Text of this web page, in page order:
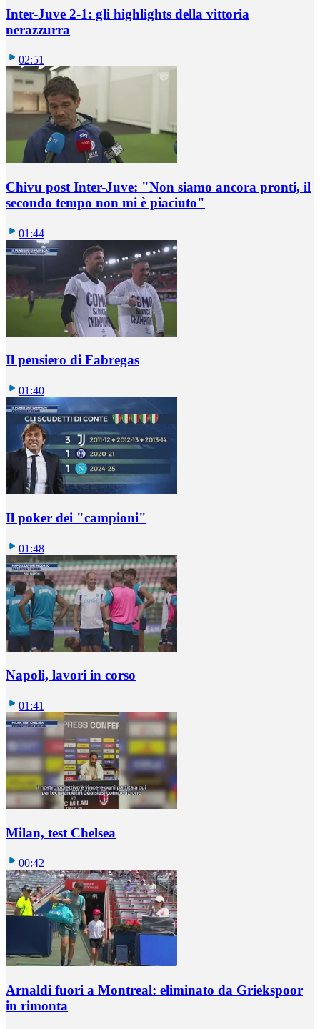
Inter-Juve 2-1: gli highlights della vittoria
nerazzurra
02:51
Chivu post Inter-Juve: "Non siamo ancora pronti, il
secondo tempo non mi è piaciuto"
01:44
Il pensiero di Fabregas
01:40
Il poker dei "campioni"
01:48
Napoli, lavori in corso
01:41
Milan, test Chelsea
00:42
Arnaldi fuori a Montreal: eliminato da Griekspoor
in rimonta